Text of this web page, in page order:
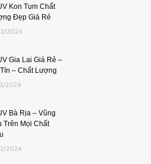
Kon Tum Chất
Đẹp Giá Rẻ
2024
Gia Lai Giá Rẻ –
– Chất Lượng
2024
Bà Rịa – Vũng
Trên Mọi Chất
2024